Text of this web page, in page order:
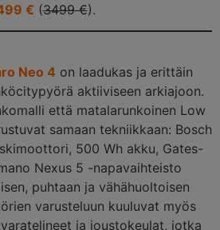
€ (3499 €).
Neo 4 on laadukas ja erittäin
aktiiviseen arkiajoon.
että matalarunkoinen Low
samaan tekniikkaan: Bosch
500 Wh akku, Gates-
Nexus 5 -napavaihteisto
puhtaan ja vähähuoltoisen
varusteluun kuuluvat myös
ja joustokeulat, jotka